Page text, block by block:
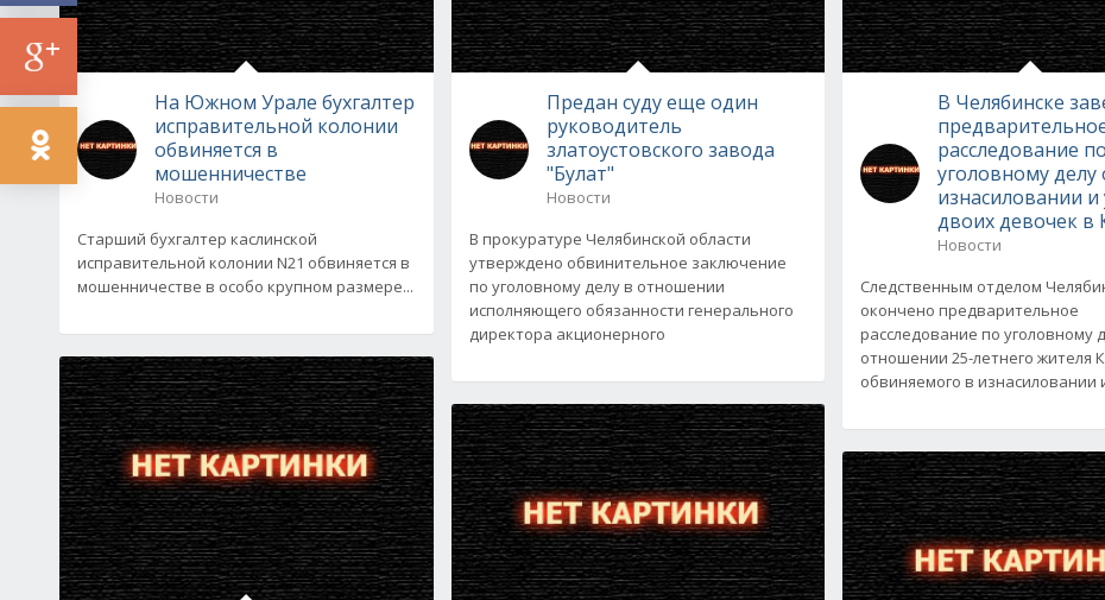
На Южном Урале бухгалтер
исправительной колонии
обвиняется в
мошенничестве
Новости
Старший бухгалтер каслинской
исправительной колонии N21 обвиняется в
мошенничестве в особо крупном размере...
Предан суду еще один
руководитель
златоустовского завода
"Булат"
Новости
В прокуратуре Челябинской области
утверждено обвинительное заключение
по уголовному делу в отношении
исполняющего обязанности генерального
директора акционерного
В Челябинске
расследование по
уголовному делу
изнасиловании и
двоих девочек в
Новости
Следственным отделом
окончено предварительное
расследование по уголовному
отношении 25-летнего жителя
обвиняемого в изнасиловании